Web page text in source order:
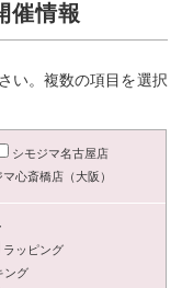
催情報
い。複数の項目を選択
シモジマ名古屋店
マ心斎橋店（大阪）
ラッピング
ング